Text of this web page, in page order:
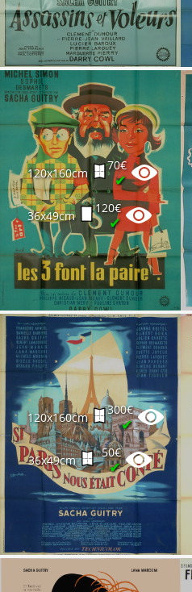
120x160cm
70€
✔
36x49cm
120€
✔
120x160cm
300€
✔
36x49cm
50€
✔